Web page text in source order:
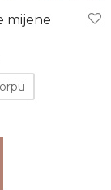
mijene